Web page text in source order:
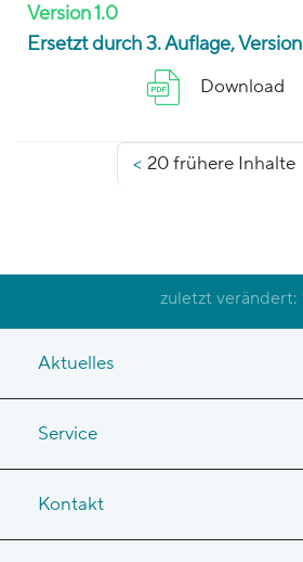
Version 1.0
Ersetzt durch 3. Auflage,
Download
< 20 frühere Inhalte
zuletzt verändert:
Aktuelles
Service
Kontakt